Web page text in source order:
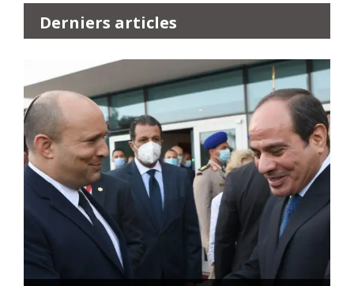
Derniers articles